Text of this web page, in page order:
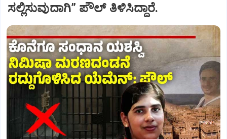
ಸಲ್ಲಿಸುವುದಾಗಿ” ಪೌಲ್‌ ತಿಳಿಸಿದ್ದಾರೆ.